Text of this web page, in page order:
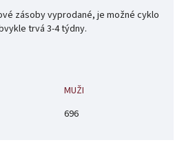
zásoby vyprodané, je možné cyklo
trvá 3-4 týdny.
MUŽI
696